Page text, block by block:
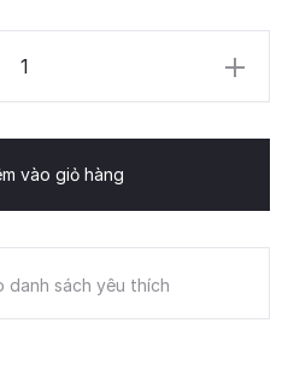
vào giỏ hàng
danh sách yêu thích